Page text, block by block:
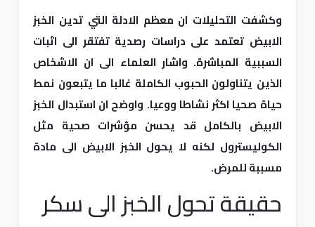
وكشفت التحليلات ان معظم الادلة التي تدين الخبز
الابيض تعتمد على دراسات رصدية تفتقر الى اثبات
السببية المباشرة. واشار العلماء الى ان الاشخاص
الذين يتناولون الحبوب الكاملة غالبا ما يتبعون نمط
حياة صحيا اكثر نشاطا ووعيا. واوضح ان استبدال الخبز
الابيض بالكامل قد يحسن مؤشرات صحية مثل
الكوليسترول لكنه لا يحول الخبز الابيض الى مادة
مسببة للمرض.
حقيقة تحول الخبز الى سكر